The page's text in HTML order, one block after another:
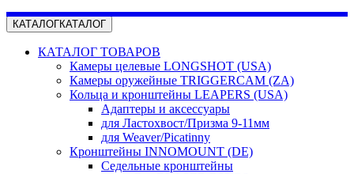
КАТАЛОГКАТАЛОГ
КАТАЛОГ ТОВАРОВ
Камеры целевые LONGSHOT (USA)
Камеры оружейные TRIGGERCAM (ZA)
Кольца и кронштейны LEAPERS (USA)
Адаптеры и аксессуары
для Ластохвост/Призма 9-11мм
для Weaver/Picatinny
Кронштейны INNOMOUNT (DE)
Седельные кронштейны